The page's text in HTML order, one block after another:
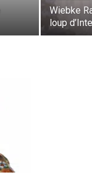
Wiebke
loup